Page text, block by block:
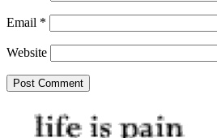
Email *
Website